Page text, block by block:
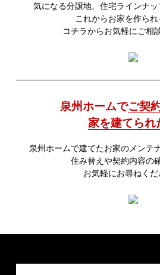
気になる分譲地、住宅ラインナッ
これからお家を作られ
コチラからお気軽にご相
泉州ホームでご契
家を建てられ
泉州ホームで建てたお家のメンテ
住み替えや契約内容の
お気軽にお尋ねくだ